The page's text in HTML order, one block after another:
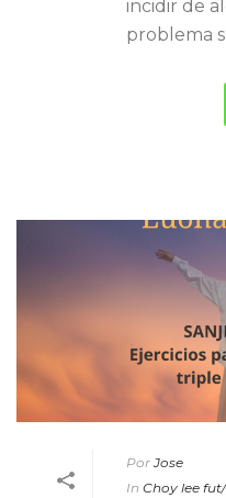
incidir de
problema
Por Jose
In Choy lee